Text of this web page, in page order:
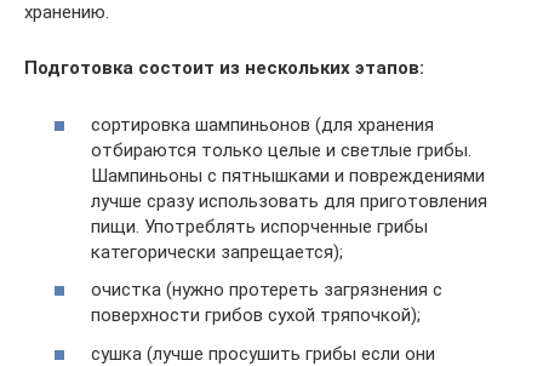
хранению.
Подготовка состоит из нескольких этапов:
сортировка шампиньонов (для хранения
отбираются только целые и светлые грибы.
Шампиньоны с пятнышками и повреждениями
лучше сразу использовать для приготовления
пищи. Употреблять испорченные грибы
категорически запрещается);
очистка (нужно протереть загрязнения с
поверхности грибов сухой тряпочкой);
сушка (лучше просушить грибы если они